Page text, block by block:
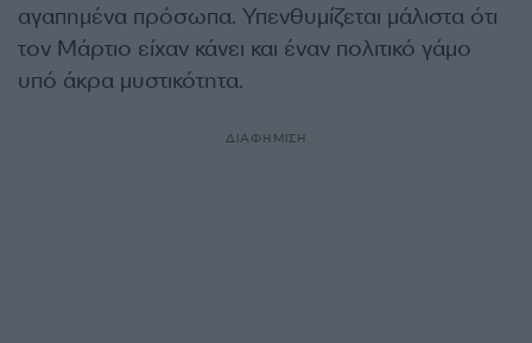
αγαπημένα πρόσωπα. Υπενθυμίζεται μάλιστα ότι
τον Μάρτιο είχαν κάνει και έναν πολιτικό γάμο
υπό άκρα μυστικότητα.
ΔΙΑΦΗΜΙΣΗ